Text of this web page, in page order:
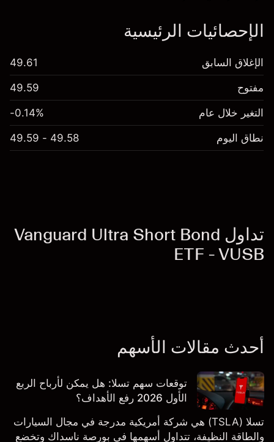
الإحصائيات الرئيسية
الإغلاق السابق 49.61
مفتوح 49.59
التغير خلال عام -0.14%
نطاق اليوم 49.58 - 49.59
تداول Vanguard Ultra Short Bond
ETF - VUSB
أحدث مقالات الأسهم
توقعات سهم تسلا: هل يمكن لأرباح الربع
الأول 2026 رفع الأهداف؟
تسلا (TSLA) هي شركة أمريكية مدرجة في مجال السيارات
والطاقة النظيفة، تتداول أسهمها في بورصة ناسداك وتخضع